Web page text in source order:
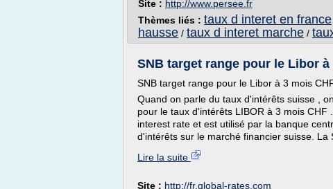
Site : http://www.persee.fr
Thèmes liés : taux d interet en france
hausse / taux d interet marche /
SNB target range pour le Libor à
SNB target range pour le Libor à 3 mois
Quand on parle du taux d'intérêts suisse ,
pour le taux d'intérêts LIBOR à 3 mois
interest rate et est utilisé par la banque
d'intérêts sur le marché financier suisse. La
Lire la suite
Site : http://fr.global-rates.com